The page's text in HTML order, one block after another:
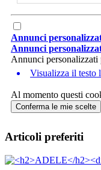
Annunci
Annunci
Annunci personalizzati
Visualizza il testo
Al momento questi
Conferma le mie scelte
Articoli preferiti